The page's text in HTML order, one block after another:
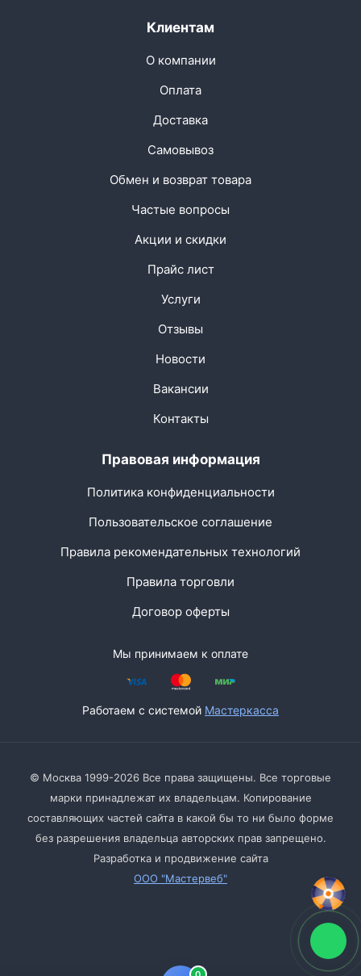
Клиентам
О компании
Оплата
Доставка
Самовывоз
Обмен и возврат товара
Частые вопросы
Акции и скидки
Прайс лист
Услуги
Отзывы
Новости
Вакансии
Контакты
Правовая информация
Политика конфиденциальности
Пользовательское соглашение
Правила рекомендательных технологий
Правила торговли
Договор оферты
Мы принимаем к оплате
Работаем с системой Мастеркасса
© Москва 1999-2026 Все права защищены. Все торговые
марки принадлежат их владельцам. Копирование
составляющих частей сайта в какой бы то ни было форме
без разрешения владельца авторских прав запрещено.
Разработка и продвижение сайта
ООО "Мастервеб"